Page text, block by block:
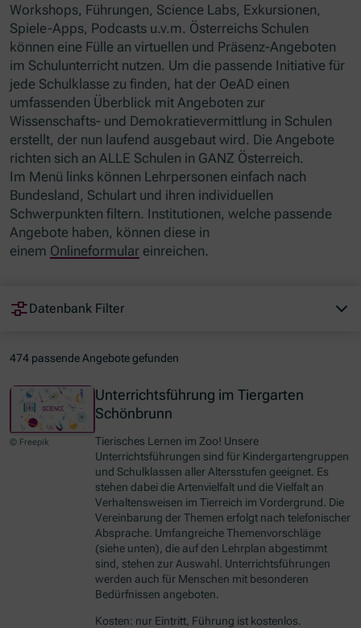
Workshops, Führungen, Science Labs, Exkursionen,
Spiele-Apps, Podcasts u.v.m. Österreichs Schulen
können eine Fülle an virtuellen und Präsenz-Angeboten
im Schulunterricht nutzen. Um die passende Initiative für
jede Schulklasse zu finden, hat der OeAD einen
umfassenden Überblick mit Angeboten zur
Wissenschafts- und Demokratievermittlung in Schulen
erstellt, der nun laufend ausgebaut wird. Die Angebote
richten sich an ALLE Schulen in GANZ Österreich.
Im Menü links können Lehrpersonen einfach nach
Bundesland, Schulart und ihren individuellen
Schwerpunkten filtern. Institutionen, welche passende
Angebote haben, können diese in
einem Onlineformular einreichen.
Datenbank Filter
474 passende Angebote gefunden
© Freepik
Unterrichtsführung im Tiergarten
Schönbrunn
Tierisches Lernen im Zoo! Unsere
Unterrichtsführungen sind für Kindergartengruppen
und Schulklassen aller Altersstufen geeignet. Es
stehen dabei die Artenvielfalt und die Vielfalt an
Verhaltensweisen im Tierreich im Vordergrund. Die
Vereinbarung der Themen erfolgt nach telefonischer
Absprache. Umfangreiche Themenvorschläge
(siehe unten), die auf den Lehrplan abgestimmt
sind, stehen zur Auswahl. Unterrichtsführungen
werden auch für Menschen mit besonderen
Bedürfnissen angeboten.
Kosten: nur Eintritt, Führung ist kostenlos.